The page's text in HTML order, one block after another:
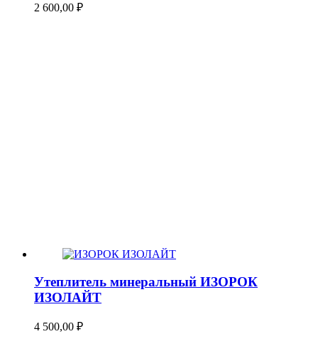
2 600,00 ₽
Утеплитель минеральный ИЗОРОК
ИЗОЛАЙТ
4 500,00 ₽